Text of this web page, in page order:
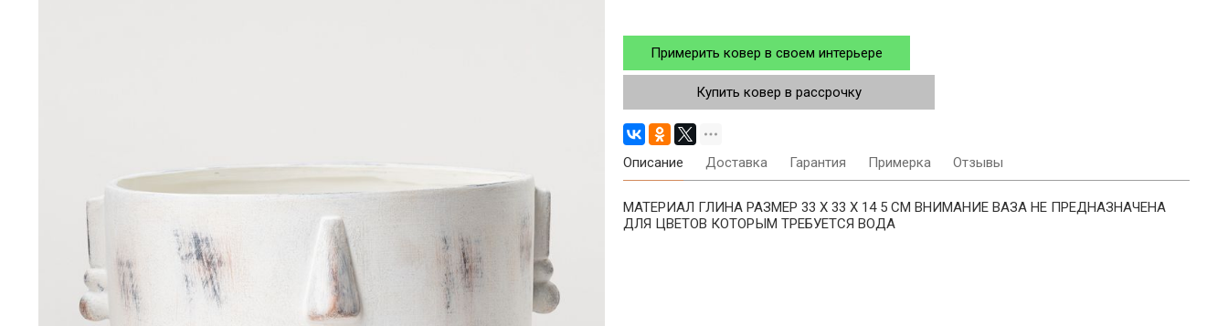
Примерить ковер в своем интерьере
Купить ковер в рассрочку
Описание Доставка Гарантия Примерка Отзывы
МАТЕРИАЛ ГЛИНА РАЗМЕР 33 Х 33 Х 14 5 CM ВНИМАНИЕ ВАЗА НЕ ПРЕДНАЗНАЧЕНА
ДЛЯ ЦВЕТОВ КОТОРЫМ ТРЕБУЕТСЯ ВОДА